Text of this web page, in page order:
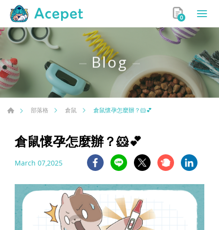
0
Blog
部落格 倉鼠 倉鼠懷孕怎麼辦？🐹💕
倉鼠懷孕怎麼辦？🐹💕
March 07,2025